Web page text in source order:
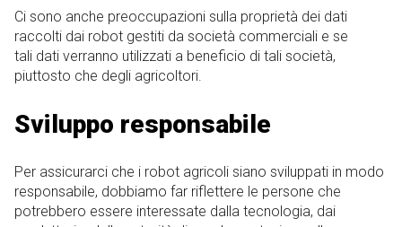
Ci sono anche preoccupazioni sulla proprietà dei dati
raccolti dai robot gestiti da società commerciali e se
tali dati verranno utilizzati a beneficio di tali società,
piuttosto che degli agricoltori.
Sviluppo responsabile
Per assicurarci che i robot agricoli siano sviluppati in modo
responsabile, dobbiamo far riflettere le persone che
potrebbero essere interessate dalla tecnologia, dai